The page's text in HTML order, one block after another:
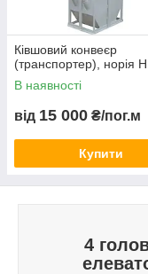
Надійні системи
вантажів. Висока
Ківшовий конвеєр
(транспортер), норія
В наявності
від 15 000 ₴/пог.м
Купити
4